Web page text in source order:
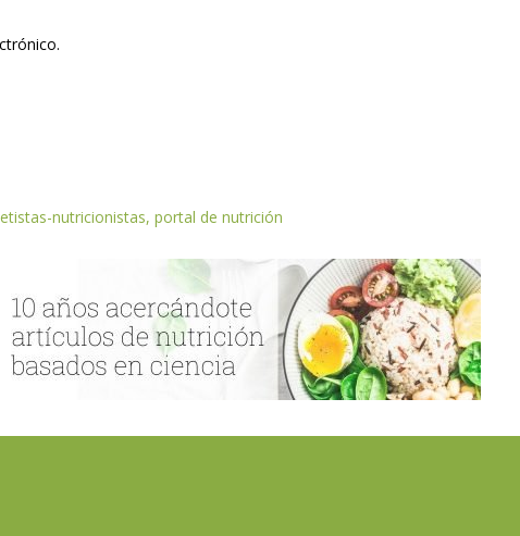
nutricionistas, portal de nutrición